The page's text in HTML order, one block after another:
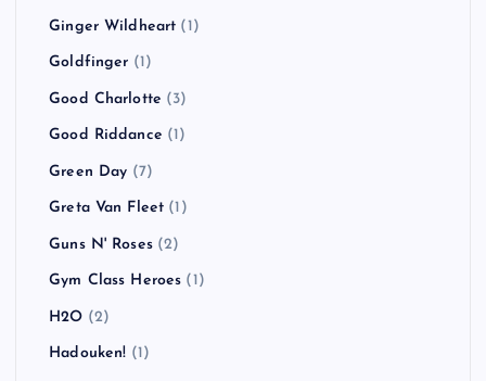
Ginger Wildheart (1)
Goldfinger (1)
Good Charlotte (3)
Good Riddance (1)
Green Day (7)
Greta Van Fleet (1)
Guns N' Roses(2)
Gym Class Heroes (1)
H2O (2)
Hadouken! (1)